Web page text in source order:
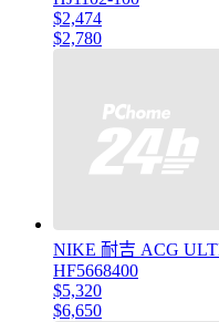
$2,474
$2,780
NIKE 耐吉 ACG
HF5668400
$5,320
$6,650